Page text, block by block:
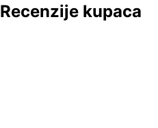
Recenzije kupaca